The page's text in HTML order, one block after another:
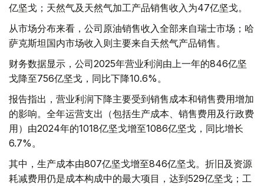
亿坚戈；天然气及天然气加工产品销售收入为47亿坚戈。
从市场分布来看，公司原油销售收入全部来自瑞士市场；哈
萨克斯坦国内市场收入则主要来自天然气产品销售。
财务数据显示，公司2025年营业利润由上一年的846亿坚
戈降至756亿坚戈，同比下降10.6%。
报告指出，营业利润下降主要受到销售成本和销售费用增加
的影响。全年运营支出（包括生产成本、销售费用及行政费
用）由2024年的1018亿坚戈增至1086亿坚戈，同比增长
6.7%。
其中，生产成本由807亿坚戈增至846亿坚戈。折旧及资源
耗减费用仍是成本构成中的最大项目，达到529亿坚戈；工